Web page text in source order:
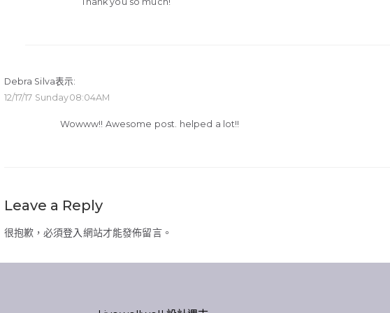
Debra Silva表示:
12/17/17 Sunday08:04AM
Wowww!! Awesome post. helped a lot!!
Leave a Reply
很抱歉，必須登入網站才能發佈留言。